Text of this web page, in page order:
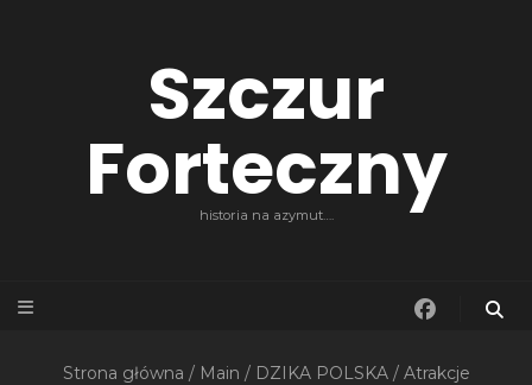
Szczur
Forteczny
historia na azymut….
Strona główna / Main / DZIKA POLSKA / Atrakcje